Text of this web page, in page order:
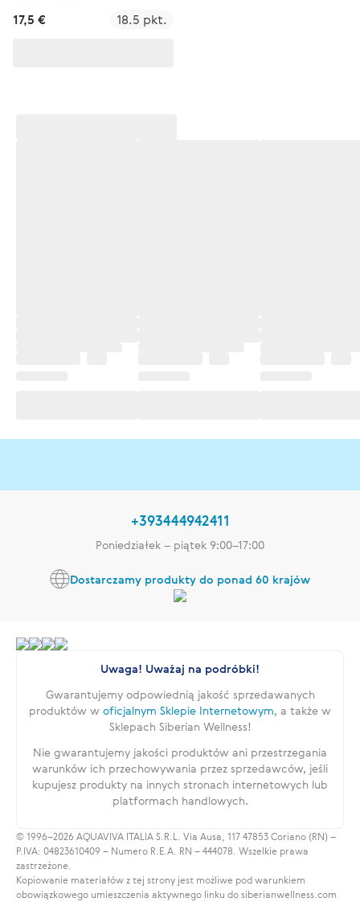
17,5 € 18.5 pkt.
+393444942411
Poniedziałek – piątek 9:00–17:00
Dostarczamy produkty do ponad 60 krajów
Uwaga! Uważaj na podróbki!
Gwarantujemy odpowiednią jakość sprzedawanych
produktów w oficjalnym Sklepie Internetowym, a także w
Sklepach Siberian Wellness!
Nie gwarantujemy jakości produktów ani przestrzegania
warunków ich przechowywania przez sprzedawców, jeśli
kupujesz produkty na innych stronach internetowych lub
platformach handlowych.
© 1996–2026 AQUAVIVA ITALIA S.R.L. Via Ausa, 117 47853 Coriano (RN) –
P.IVA: 04823610409 – Numero R.E.A. RN – 444078. Wszelkie prawa
zastrzeżone.
Kopiowanie materiałów z tej strony jest możliwe pod warunkiem
obowiązkowego umieszczenia aktywnego linku do siberianwellness.com